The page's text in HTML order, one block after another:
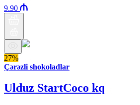
9.90
27%
Çərəzli shokoladlar
Ulduz StartCoco kq